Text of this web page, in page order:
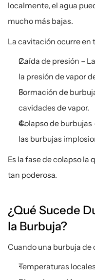
localmente, el agua
mucho más bajas.
La cavitación ocurre en
Caída de presión –
la presión de vapor
Formación de
cavidades de vapor.
Colapso de burbujas
las burbujas
Es la fase de colapso la
tan poderosa.
¿Qué Sucede
la Burbuja?
Cuando una burbuja de
Temperaturas